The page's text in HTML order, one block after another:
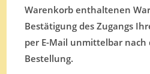
Warenkorb enthaltenen
Bestätigung des Zugangs
per E-Mail unmittelbar nach
Bestellung.